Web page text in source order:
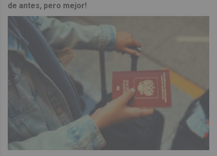
de antes, pero mejor!